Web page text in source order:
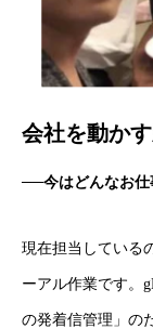
会社を動か
──今はどんなお仕
現在担当している
ーアル作業です。
の発着信管理」の